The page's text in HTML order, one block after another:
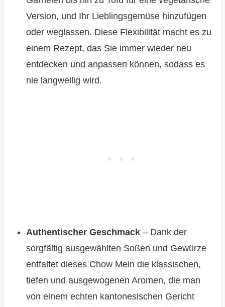
Version, und Ihr Lieblingsgemüse hinzufügen
oder weglassen. Diese Flexibilität macht es zu
einem Rezept, das Sie immer wieder neu
entdecken und anpassen können, sodass es
nie langweilig wird.
Authentischer Geschmack– Dank der
sorgfältig ausgewählten Soßen und Gewürze
entfaltet dieses Chow Mein die klassischen,
tiefen und ausgewogenen Aromen, die man
von einem echten kantonesischen Gericht